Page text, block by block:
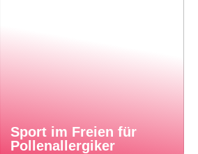
Sport im Freien für
Pollenallergiker